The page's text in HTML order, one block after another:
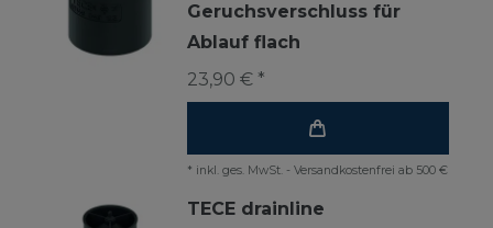
Geruchsverschluss für
Ablauf flach
23,90 € *
* inkl. ges. MwSt. - Versandkostenfrei ab 500 €
TECE drainline